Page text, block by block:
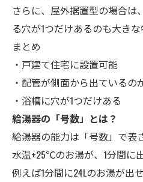
さらに、屋外据置型の場合は
る穴が1つだけあるのも大きな
まとめ
・戸建て住宅に設置可能
・配管が側面から出ているの
・浴槽に穴が1つだけある
給湯器の「号数」とは？
給湯器の能力は「号数」で表
水温+25℃のお湯が、1分間に
例えば1分間に24Lのお湯が出